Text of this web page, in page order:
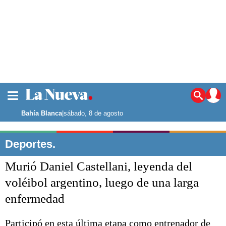
Noticias
La ciudad
Punta Alta
El mundo
Seguridad
Opinión
Bahía Blanca|sábado, 8 de agosto
Deportes.
Murió Daniel Castellani, leyenda del
voléibol argentino, luego de una larga
enfermedad
Participó en esta última etapa como entrenador de